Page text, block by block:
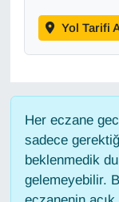
Yol Tarifi
Her eczane
sadece
beklenmedik
gelemeyebilir.
ONE
RÖPORTAJ
SAĞLIK